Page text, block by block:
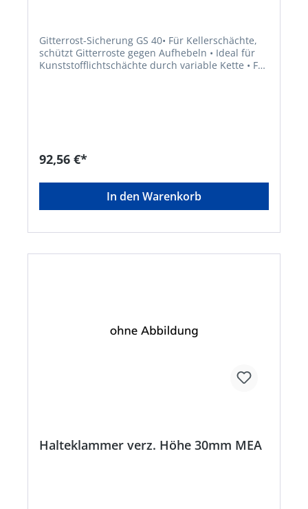
Gitterrost-Sicherung GS 40• Für Kellerschächte,
schützt Gitterroste gegen Aufhebeln • Ideal für
Kunststofflichtschächte durch variable Kette • Für
Bremicker Söhne KG, Altenhofer Weg 25, 58300
92,56 €*
In den Warenkorb
Halteklammer verz. Höhe 30mm MEA